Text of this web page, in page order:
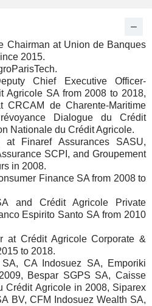
Chairman at Union de Banques
2015.
Chief Executive Officer-
Agricole SA from 2008 to 2018,
CRCAM de Charente-Maritime
Dialogue du Crédit
Nationale du Crédit Agricole.
at Finaref Assurances SASU,
SCPI, and Groupement
in 2008.
Finance SA from 2008 to
and Crédit Agricole Private
Espirito Santo SA from 2010
at Crédit Agricole Corporate &
to 2018.
CA Indosuez SA, Emporiki
Bespar SGPS SA, Caisse
Crédit Agricole in 2008, Siparex
BV, CFM Indosuez Wealth SA,